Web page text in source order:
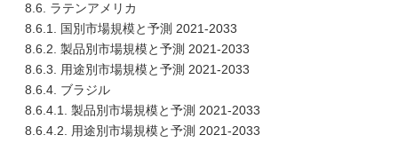
8.6. ラテンアメリカ
8.6.1. 国別市場規模と予測 2021-2033
8.6.2. 製品別市場規模と予測 2021-2033
8.6.3. 用途別市場規模と予測 2021-2033
8.6.4. ブラジル
8.6.4.1. 製品別市場規模と予測 2021-2033
8.6.4.2. 用途別市場規模と予測 2021-2033